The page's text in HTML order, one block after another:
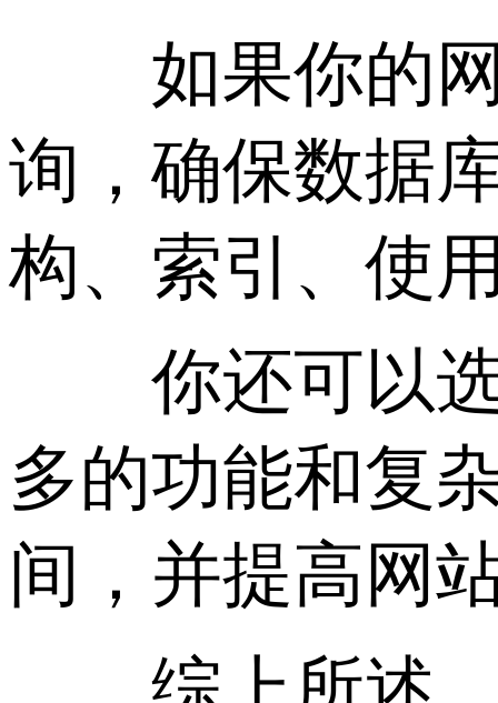
如果你的网
询，确保数据
构、索引、使
你还可以选
多的功能和复
间，并提高网